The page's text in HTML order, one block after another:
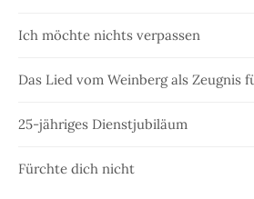
Ich möchte nichts verpassen
Das Lied vom Weinberg als Zeugnis
25-jähriges Dienstjubiläum
Fürchte dich nicht